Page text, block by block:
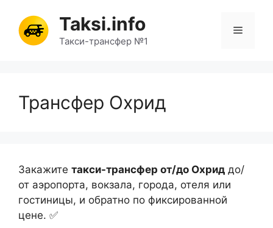
содержимому
Taksi.info
Такси-трансфер №1
Меню
Трансфер Охрид
Закажите такси-трансфер от/до Охрид до/
от аэропорта, вокзала, города, отеля или
гостиницы, и обратно по фиксированной
цене. ✅